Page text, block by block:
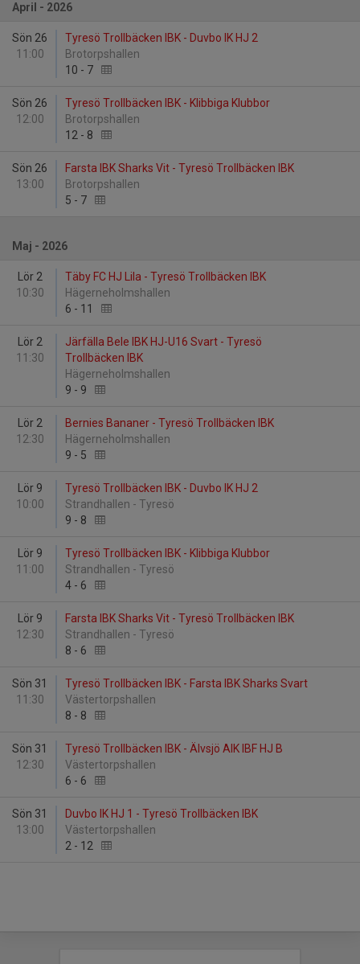
April - 2026
Sön 26
11:00
Tyresö Trollbäcken IBK - Duvbo IK HJ 2
Brotorpshallen
10 - 7
Sön 26
12:00
Tyresö Trollbäcken IBK - Klibbiga Klubbor
Brotorpshallen
12 - 8
Sön 26
13:00
Farsta IBK Sharks Vit - Tyresö Trollbäcken IBK
Brotorpshallen
5 - 7
Maj - 2026
Lör 2
10:30
Täby FC HJ Lila - Tyresö Trollbäcken IBK
Hägerneholmshallen
6 - 11
Lör 2
11:30
Järfälla Bele IBK HJ-U16 Svart - Tyresö
Trollbäcken IBK
Hägerneholmshallen
9 - 9
Lör 2
12:30
Bernies Bananer - Tyresö Trollbäcken IBK
Hägerneholmshallen
9 - 5
Lör 9
10:00
Tyresö Trollbäcken IBK - Duvbo IK HJ 2
Strandhallen - Tyresö
9 - 8
Lör 9
11:00
Tyresö Trollbäcken IBK - Klibbiga Klubbor
Strandhallen - Tyresö
4 - 6
Lör 9
12:30
Farsta IBK Sharks Vit - Tyresö Trollbäcken IBK
Strandhallen - Tyresö
8 - 6
Sön 31
11:30
Tyresö Trollbäcken IBK - Farsta IBK Sharks Svart
Västertorpshallen
8 - 8
Sön 31
12:30
Tyresö Trollbäcken IBK - Älvsjö AIK IBF HJ B
Västertorpshallen
6 - 6
Sön 31
13:00
Duvbo IK HJ 1 - Tyresö Trollbäcken IBK
Västertorpshallen
2 - 12